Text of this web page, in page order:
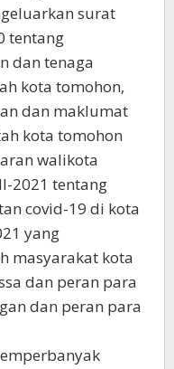
surat
tentang
dan tenaga
kota tomohon,
dan maklumat
kota tomohon
walikota
2021 tentang
covid-19 di kota
yang
masyarakat kota
dan peran para
dan peran para